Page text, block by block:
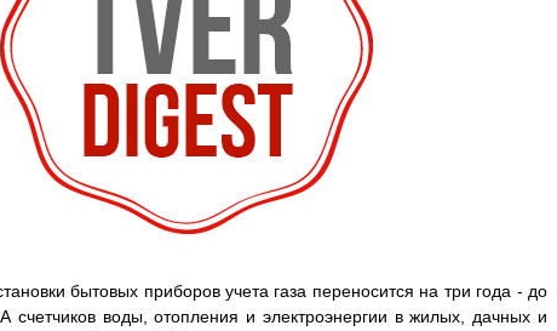
бытовых приборов учета газа переносится на три года - до
счетчиков воды, отопления и электроэнергии в жилых, дачных и